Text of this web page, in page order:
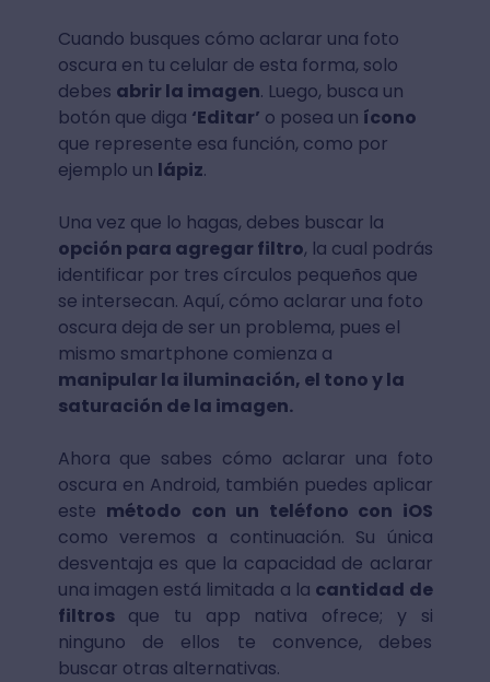
Cuando busques cómo aclarar una foto
oscura en tu celular de esta forma, solo
debes abrir la imagen. Luego, busca un
botón que diga ‘Editar’ o posea un ícono
que represente esa función, como por
ejemplo un lápiz.
Una vez que lo hagas, debes buscar la
opción para agregar filtro, la cual podrás
identificar por tres círculos pequeños que
se intersecan. Aquí, cómo aclarar una foto
oscura deja de ser un problema, pues el
mismo smartphone comienza a
manipular la iluminación, el tono y la
saturación de la imagen.
Ahora que sabes cómo aclarar una foto
oscura en Android, también puedes aplicar
este método con un teléfono con iOS
como veremos a continuación. Su única
desventaja es que la capacidad de aclarar
una imagen está limitada a la cantidad de
filtrosque tu app nativa ofrece; y si
ninguno de ellos te convence, debes
buscar otras alternativas.